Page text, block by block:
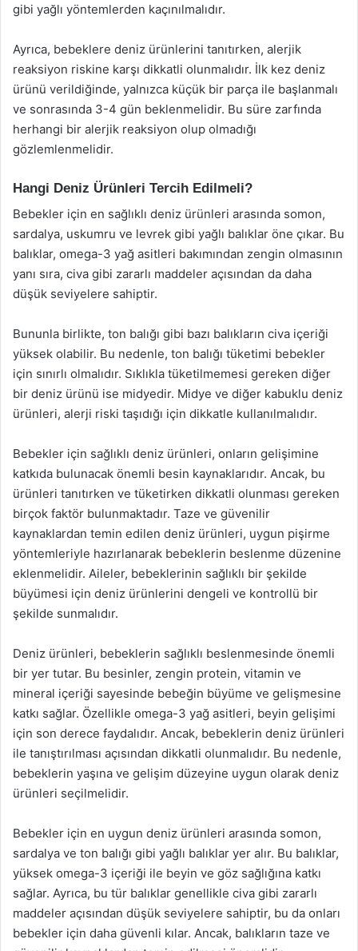
gibi yağlı yöntemlerden kaçınılmalıdır.
Ayrıca, bebeklere deniz ürünlerini tanıtırken, alerjik
reaksiyon riskine karşı dikkatli olunmalıdır. İlk kez deniz
ürünü verildiğinde, yalnızca küçük bir parça ile başlanmalı
ve sonrasında 3-4 gün beklenmelidir. Bu süre zarfında
herhangi bir alerjik reaksiyon olup olmadığı
gözlemlenmelidir.
Hangi Deniz Ürünleri Tercih Edilmeli?
Bebekler için en sağlıklı deniz ürünleri arasında somon,
sardalya, uskumru ve levrek gibi yağlı balıklar öne çıkar. Bu
balıklar, omega-3 yağ asitleri bakımından zengin olmasının
yanı sıra, civa gibi zararlı maddeler açısından da daha
düşük seviyelere sahiptir.
Bununla birlikte, ton balığı gibi bazı balıkların civa içeriği
yüksek olabilir. Bu nedenle, ton balığı tüketimi bebekler
için sınırlı olmalıdır. Sıklıkla tüketilmemesi gereken diğer
bir deniz ürünü ise midyedir. Midye ve diğer kabuklu deniz
ürünleri, alerji riski taşıdığı için dikkatle kullanılmalıdır.
Bebekler için sağlıklı deniz ürünleri, onların gelişimine
katkıda bulunacak önemli besin kaynaklarıdır. Ancak, bu
ürünleri tanıtırken ve tüketirken dikkatli olunması gereken
birçok faktör bulunmaktadır. Taze ve güvenilir
kaynaklardan temin edilen deniz ürünleri, uygun pişirme
yöntemleriyle hazırlanarak bebeklerin beslenme düzenine
eklenmelidir. Aileler, bebeklerinin sağlıklı bir şekilde
büyümesi için deniz ürünlerini dengeli ve kontrollü bir
şekilde sunmalıdır.
Deniz ürünleri, bebeklerin sağlıklı beslenmesinde önemli
bir yer tutar. Bu besinler, zengin protein, vitamin ve
mineral içeriği sayesinde bebeğin büyüme ve gelişmesine
katkı sağlar. Özellikle omega-3 yağ asitleri, beyin gelişimi
için son derece faydalıdır. Ancak, bebeklerin deniz ürünleri
ile tanıştırılması açısından dikkatli olunmalıdır. Bu nedenle,
bebeklerin yaşına ve gelişim düzeyine uygun olarak deniz
ürünleri seçilmelidir.
Bebekler için en uygun deniz ürünleri arasında somon,
sardalya ve ton balığı gibi yağlı balıklar yer alır. Bu balıklar,
yüksek omega-3 içeriği ile beyin ve göz sağlığına katkı
sağlar. Ayrıca, bu tür balıklar genellikle civa gibi zararlı
maddeler açısından düşük seviyelere sahiptir, bu da onları
bebekler için daha güvenli kılar. Ancak, balıkların taze ve